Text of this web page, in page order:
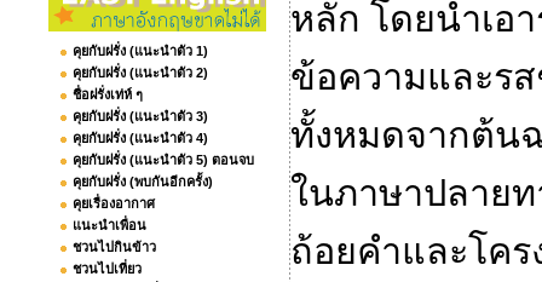
คุยกับฝรั่ง (แนะนำตัว 1)
คุยกับฝรั่ง (แนะนำตัว 2)
ชื่อฝรั่งเท่ห์ ๆ
คุยกับฝรั่ง (แนะนำตัว 3)
คุยกับฝรั่ง (แนะนำตัว 4)
คุยกับฝรั่ง (แนะนำตัว 5) ตอนจบ
คุยกับฝรั่ง (พบกันอีกครั้ง)
คุยเรื่องอากาศ
แนะนำเพื่อน
ชวนไปกินข้าว
ชวนไปเที่ยว
หลัก โดยนำเอ
ข้อความและร
ทั้งหมดจากต้น
ในภาษาปลาย
ถ้อยคำและโค